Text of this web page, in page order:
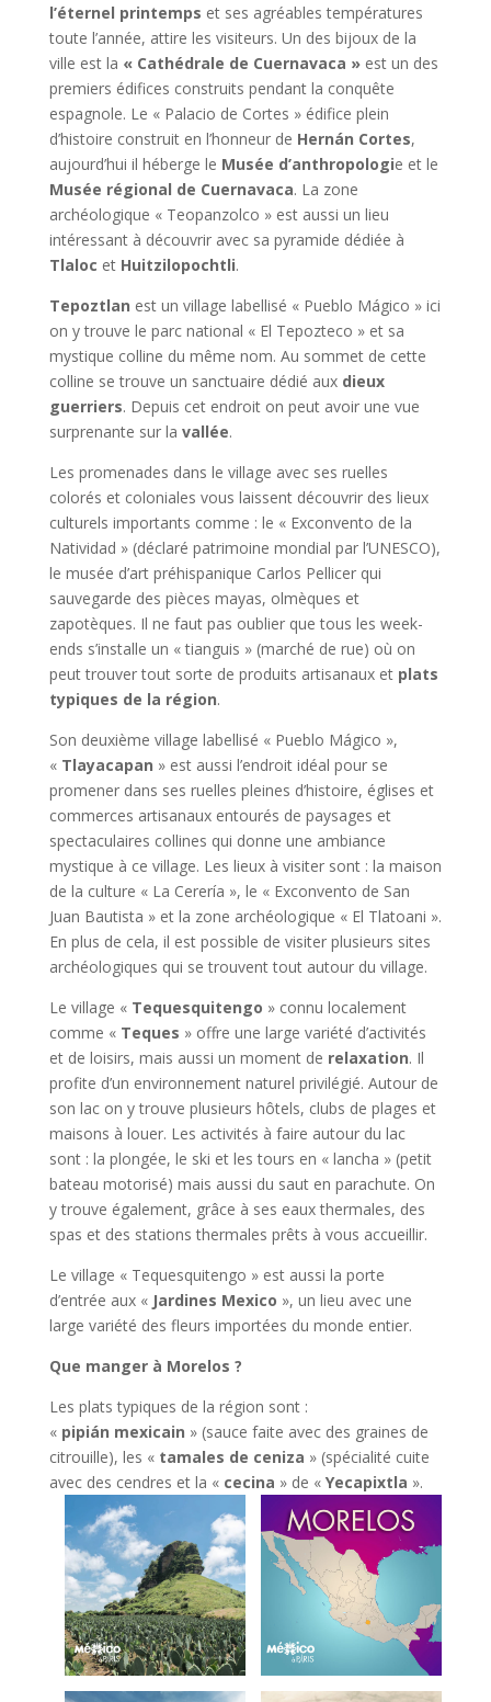
l’éternel printemps et ses agréables températures
toute l’année, attire les visiteurs. Un des bijoux de la
ville est la « Cathédrale de Cuernavaca »est un des
premiers édifices construits pendant la conquête
espagnole. Le « Palacio de Cortes » édifice plein
d’histoire construit en l’honneur de Hernán Cortes,
aujourd’hui il héberge le Musée d’anthropologie et le
Musée régional de Cuernavaca. La zone
archéologique « Teopanzolco » est aussi un lieu
intéressant à découvrir avec sa pyramide dédiée à
Tlaloc et Huitzilopochtli.
Tepoztlan est un village labellisé « Pueblo Mágico » ici
on y trouve le parc national « El Tepozteco » et sa
mystique colline du même nom. Au sommet de cette
colline se trouve un sanctuaire dédié aux dieux
guerriers. Depuis cet endroit on peut avoir une vue
surprenante sur la vallée.
Les promenades dans le village avec ses ruelles
colorés et coloniales vous laissent découvrir des lieux
culturels importants comme : le « Exconvento de la
Natividad » (déclaré patrimoine mondial par l’UNESCO),
le musée d’art préhispanique Carlos Pellicer qui
sauvegarde des pièces mayas, olmèques et
zapotèques. Il ne faut pas oublier que tous les week-
ends s’installe un « tianguis » (marché de rue) où on
peut trouver tout sorte de produits artisanaux et plats
typiques de la région.
Son deuxième village labellisé « Pueblo Mágico »,
« Tlayacapan » est aussi l’endroit idéal pour se
promener dans ses ruelles pleines d’histoire, églises et
commerces artisanaux entourés de paysages et
spectaculaires collines qui donne une ambiance
mystique à ce village. Les lieux à visiter sont : la maison
de la culture « La Cerería », le « Exconvento de San
Juan Bautista » et la zone archéologique « El Tlatoani ».
En plus de cela, il est possible de visiter plusieurs sites
archéologiques qui se trouvent tout autour du village.
Le village « Tequesquitengo » connu localement
comme « Teques » offre une large variété d’activités
et de loisirs, mais aussi un moment de relaxation. Il
profite d’un environnement naturel privilégié. Autour de
son lac on y trouve plusieurs hôtels, clubs de plages et
maisons à louer. Les activités à faire autour du lac
sont : la plongée, le ski et les tours en « lancha » (petit
bateau motorisé) mais aussi du saut en parachute. On
y trouve également, grâce à ses eaux thermales, des
spas et des stations thermales prêts à vous accueillir.
Le village « Tequesquitengo » est aussi la porte
d’entrée aux « Jardines Mexico », un lieu avec une
large variété des fleurs importées du monde entier.
Que manger à Morelos ?
Les plats typiques de la région sont :
« pipián mexicain » (sauce faite avec des graines de
citrouille), les « tamales de ceniza » (spécialité cuite
avec des cendres et la « cecina » de « Yecapixtla ».